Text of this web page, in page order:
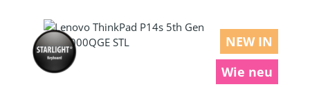
NEW IN
Wie neu